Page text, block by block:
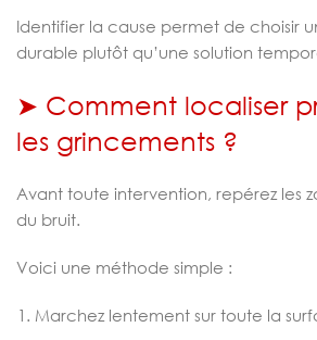
Identifier la cause permet de choisir
durable plutôt qu’une solution
➤ Comment localiser
les grincements ?
Avant toute intervention, repérez les
du bruit.
Voici une méthode simple :
Marchez lentement sur toute la